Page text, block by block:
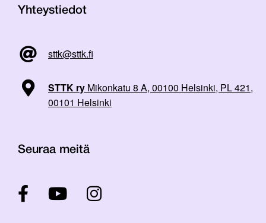
Yhteystiedot
sttk@sttk.fi
STTK ry Mikonkatu 8 A, 00100 Helsinki, PL 421,
00101 Helsinki
Seuraa meitä